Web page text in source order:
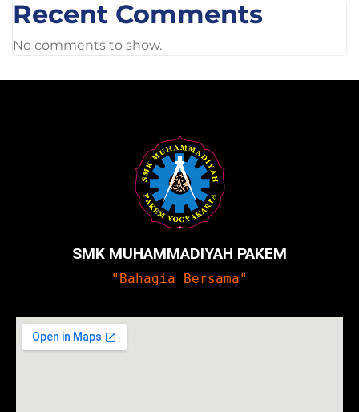
Recent Comments
No comments to show.
SMK MUHAMMADIYAH PAKEM
"Bahagia Bersama"